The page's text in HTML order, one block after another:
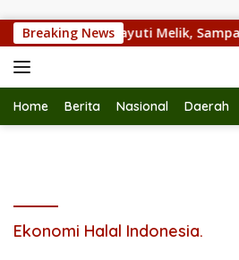
Breaking News
Kunjungi Putra Sayuti Melik,
Home Berita Nasional Daerah
Ekonomi Halal Indonesia.